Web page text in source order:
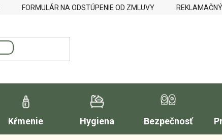
FORMULÁR NA ODSTÚPENIE OD ZMLUVY
Kŕmenie Hygiena Bezpečnosť